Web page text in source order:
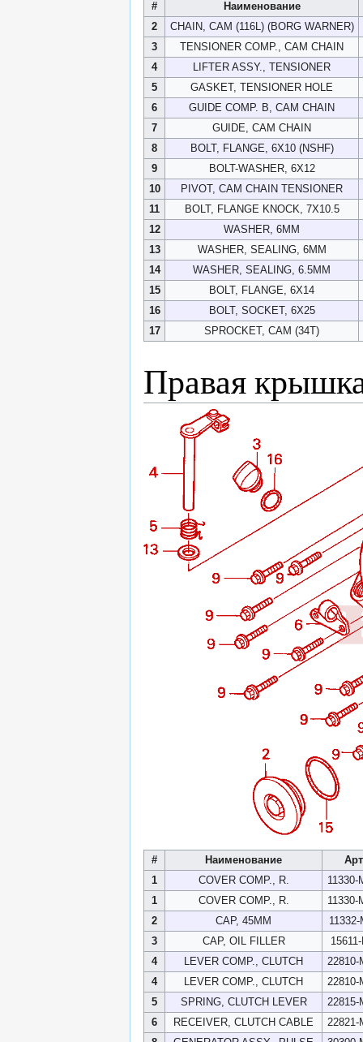
#
Наименование
2
CHAIN, CAM (116L) (BORG WARNER)
3
TENSIONER COMP., CAM CHAIN
4
LIFTER ASSY., TENSIONER
5
GASKET, TENSIONER HOLE
6
GUIDE COMP. B, CAM CHAIN
7
GUIDE, CAM CHAIN
8
BOLT, FLANGE, 6X10 (NSHF)
9
BOLT-WASHER, 6X12
10
PIVOT, CAM CHAIN TENSIONER
11
BOLT, FLANGE KNOCK, 7X10.5
12
WASHER, 6MM
13
WASHER, SEALING, 6MM
14
WASHER, SEALING, 6.5MM
15
BOLT, FLANGE, 6X14
16
BOLT, SOCKET, 6X25
17
SPROCKET, CAM (34T)
Правая
# Наименование
1
COVER COMP., R.
11330-
1
COVER COMP., R.
11330-
2
CAP, 45MM
3
CAP, OIL FILLER
4
LEVER COMP., CLUTCH
22810-
4
LEVER COMP., CLUTCH
22810-
5
SPRING, CLUTCH LEVER
22815-
6
RECEIVER, CLUTCH CABLE
22821-